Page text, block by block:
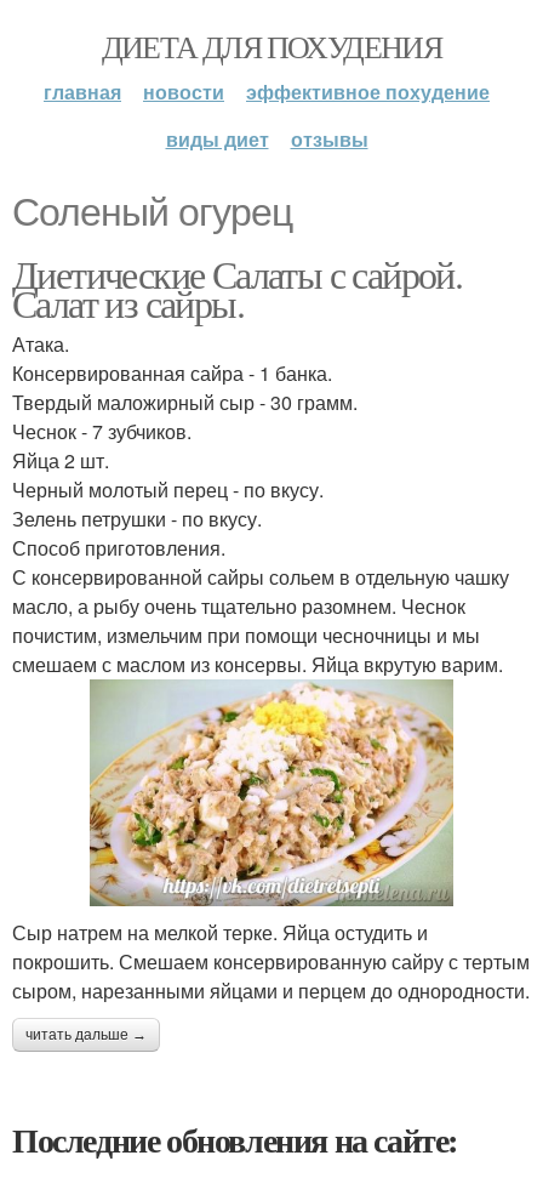
ДИЕТА ДЛЯ ПОХУДЕНИЯ
главная новости
эффективное похудение
виды диет
отзывы
Соленый огурец
Диетические Салаты с сайрой.
Салат из сайры.
Атака.
Консервированная сайра - 1 банка.
Твердый маложирный сыр - 30 грамм.
Чеснок - 7 зубчиков.
Яйца 2 шт.
Черный молотый перец - по вкусу.
Зелень петрушки - по вкусу.
Способ приготовления.
С консервированной сайры сольем в отдельную чашку
масло, а рыбу очень тщательно разомнем. Чеснок
почистим, измельчим при помощи чесночницы и мы
смешаем с маслом из консервы. Яйца вкрутую варим.
Сыр натрем на мелкой терке. Яйца остудить и
покрошить. Смешаем консервированную сайру с тертым
сыром, нарезанными яйцами и перцем до однородности.
читать дальше →
Последние обновления на сайте: